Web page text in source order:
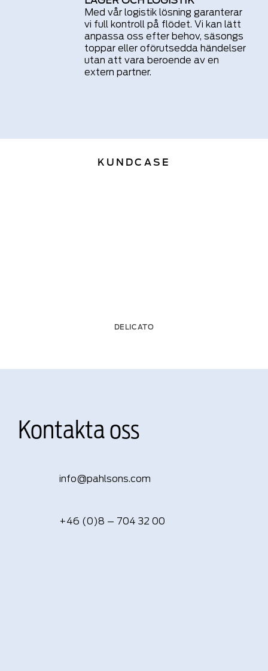
Med vår logistik lösning garanterar
vi full kontroll på flödet. Vi kan lätt
anpassa oss efter behov, säsongs
toppar eller oförutsedda händelser
utan att vara beroende av en
extern partner.
KUNDCASE
DELICATO
Kontakta oss
info@pahlsons.com
+46 (0)8 – 704 32 00